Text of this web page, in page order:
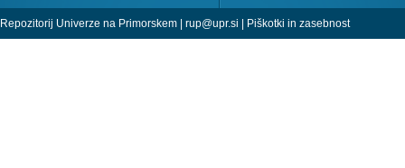
Repozitorij Univerze na Primorskem | rup@upr.si | Piškotki in zasebnost